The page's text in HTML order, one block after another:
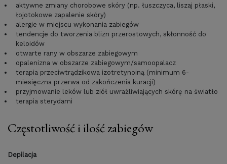
aktywne zmiany chorobowe skóry (np. łuszczyca, liszaj płaski,
łojotokowe zapalenie skóry)
alergie w miejscu wykonania zabiegów
tendencje do tworzenia blizn przerostowych, skłonność do
keloidów
otwarte rany w obszarze zabiegowym
opalenizna w obszarze zabiegowym/samoopalacz
terapia przeciwtrądzikowa izotretynoiną (minimum 6-
miesięczna przerwa od zakończenia kuracji)
przyjmowanie leków lub ziół uwrażliwiających skórę na światło
terapia sterydami
Częstotliwość i ilość zabiegów
Depilacja